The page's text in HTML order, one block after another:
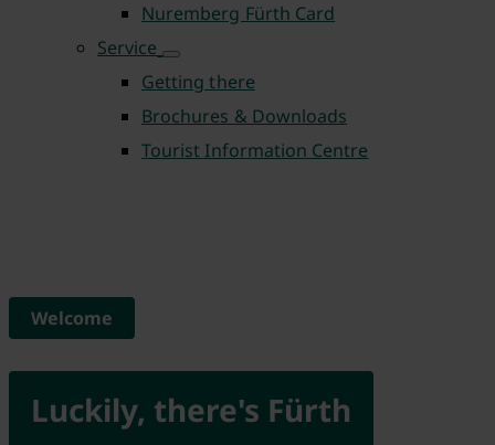
Nuremberg Fürth Card
Service
Getting there
Brochures & Downloads
Tourist Information Centre
Luckily, there's Fürth
Welcome